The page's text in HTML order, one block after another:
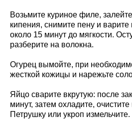
Возьмите куриное филе,
кипения, снимите пену и
около 15 минут до мягкости.
разберите на волокна.
Огурец вымойте, при
жесткой кожицы и нарежьте
Яйцо сварите вкрутую: после
минут, затем охладите,
Петрушку или укроп измельчите.